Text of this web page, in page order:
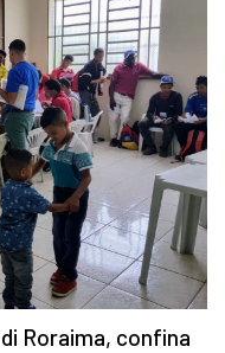
Roraima, confina